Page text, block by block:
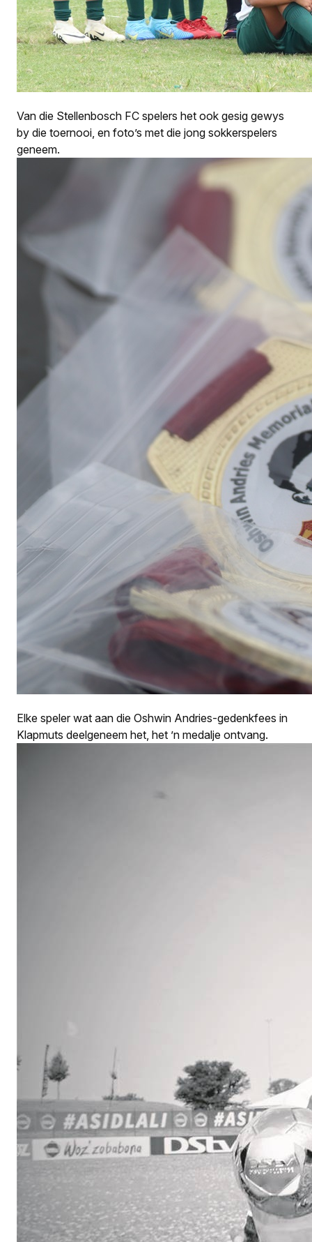
Van die Stellenbosch FC spelers het ook gesig gewys
by die toernooi, en foto’s met die jong sokkerspelers
geneem.
Elke speler wat aan die Oshwin Andries-gedenkfees in
Klapmuts deelgeneem het, het ’n medalje ontvang.